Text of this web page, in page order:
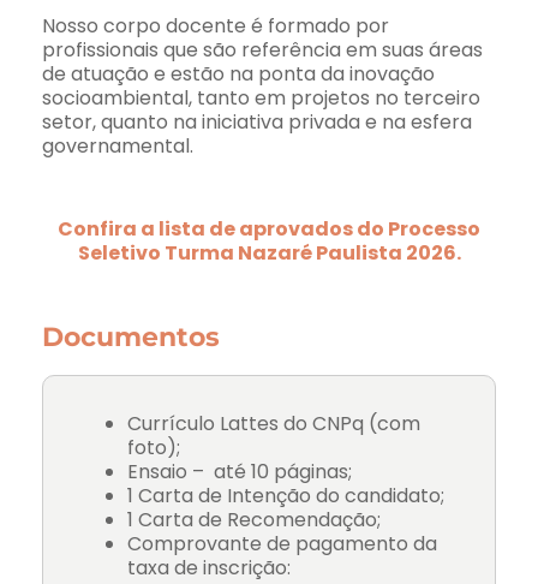
Nosso corpo docente é formado por
profissionais que são referência em suas áreas
de atuação e estão na ponta da inovação
socioambiental, tanto em projetos no terceiro
setor, quanto na iniciativa privada e na esfera
governamental.
Confira a lista de aprovados do Processo
Seletivo Turma Nazaré Paulista 2026.
Documentos
Currículo Lattes do CNPq (com
foto);
Ensaio – até 10 páginas;
1 Carta de Intenção do candidato;
1 Carta de Recomendação;
Comprovante de pagamento da
taxa de inscrição: